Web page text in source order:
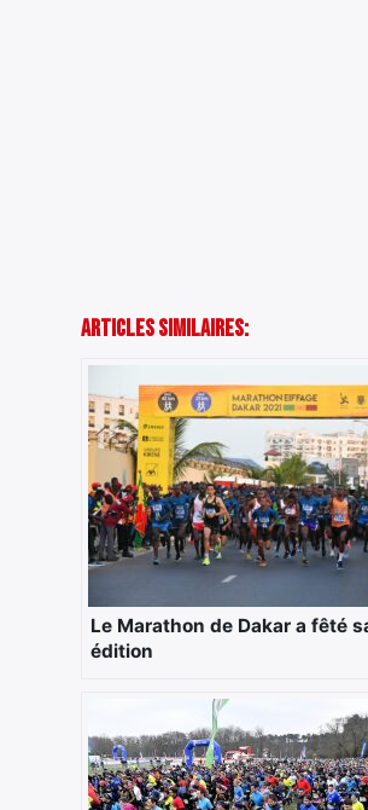
Articles Similaires:
Le Marathon de Dakar a fêté
édition